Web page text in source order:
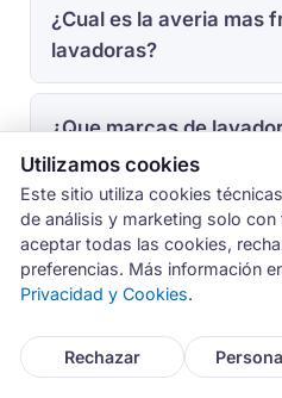
¿Cual es la averia mas
lavadoras?
¿Que marcas de
mas?
¿Que significa el
una lavadora Bosch?
¿Por que las lavadoras
con tanta frecuencia?
Utilizamos cookies
Este sitio utiliza cookies
de análisis y marketing solo
aceptar todas las cookies,
preferencias. Más información
Privacidad y Cookies.
Rechazar